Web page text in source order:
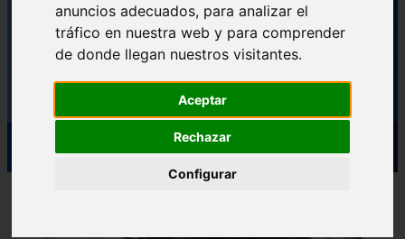
anuncios adecuados, para analizar el
tráfico en nuestra web y para comprender
de donde llegan nuestros visitantes.
Aceptar
Rechazar
Configurar